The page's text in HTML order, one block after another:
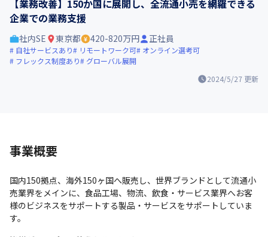
【業務改善】150か国に展開し、全流通小売を網羅できる
企業での業務支援
2024/5/27 更新
社内SE 東京都 420-820万円 正社員
自社サービスあり リモートワーク可
オンライン選考可
フレックス制度あり
グローバル展開
事業概要
国内150拠点、海外150ヶ国へ販売し、世界ブランドとして流通小
売業界をメインに、食品工場、物流、飲食・サービス業界へお客
様のビジネスをサポートする製品・サービスをサポートしていま
す。